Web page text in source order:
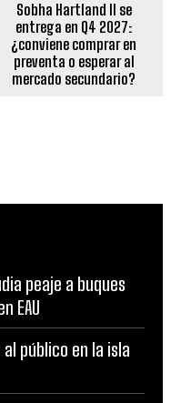
Sobha Hartland II se
entrega en Q4 2027:
¿conviene comprar en
preventa o esperar al
mercado secundario?
peaje a buques
EAU
al público en la isla